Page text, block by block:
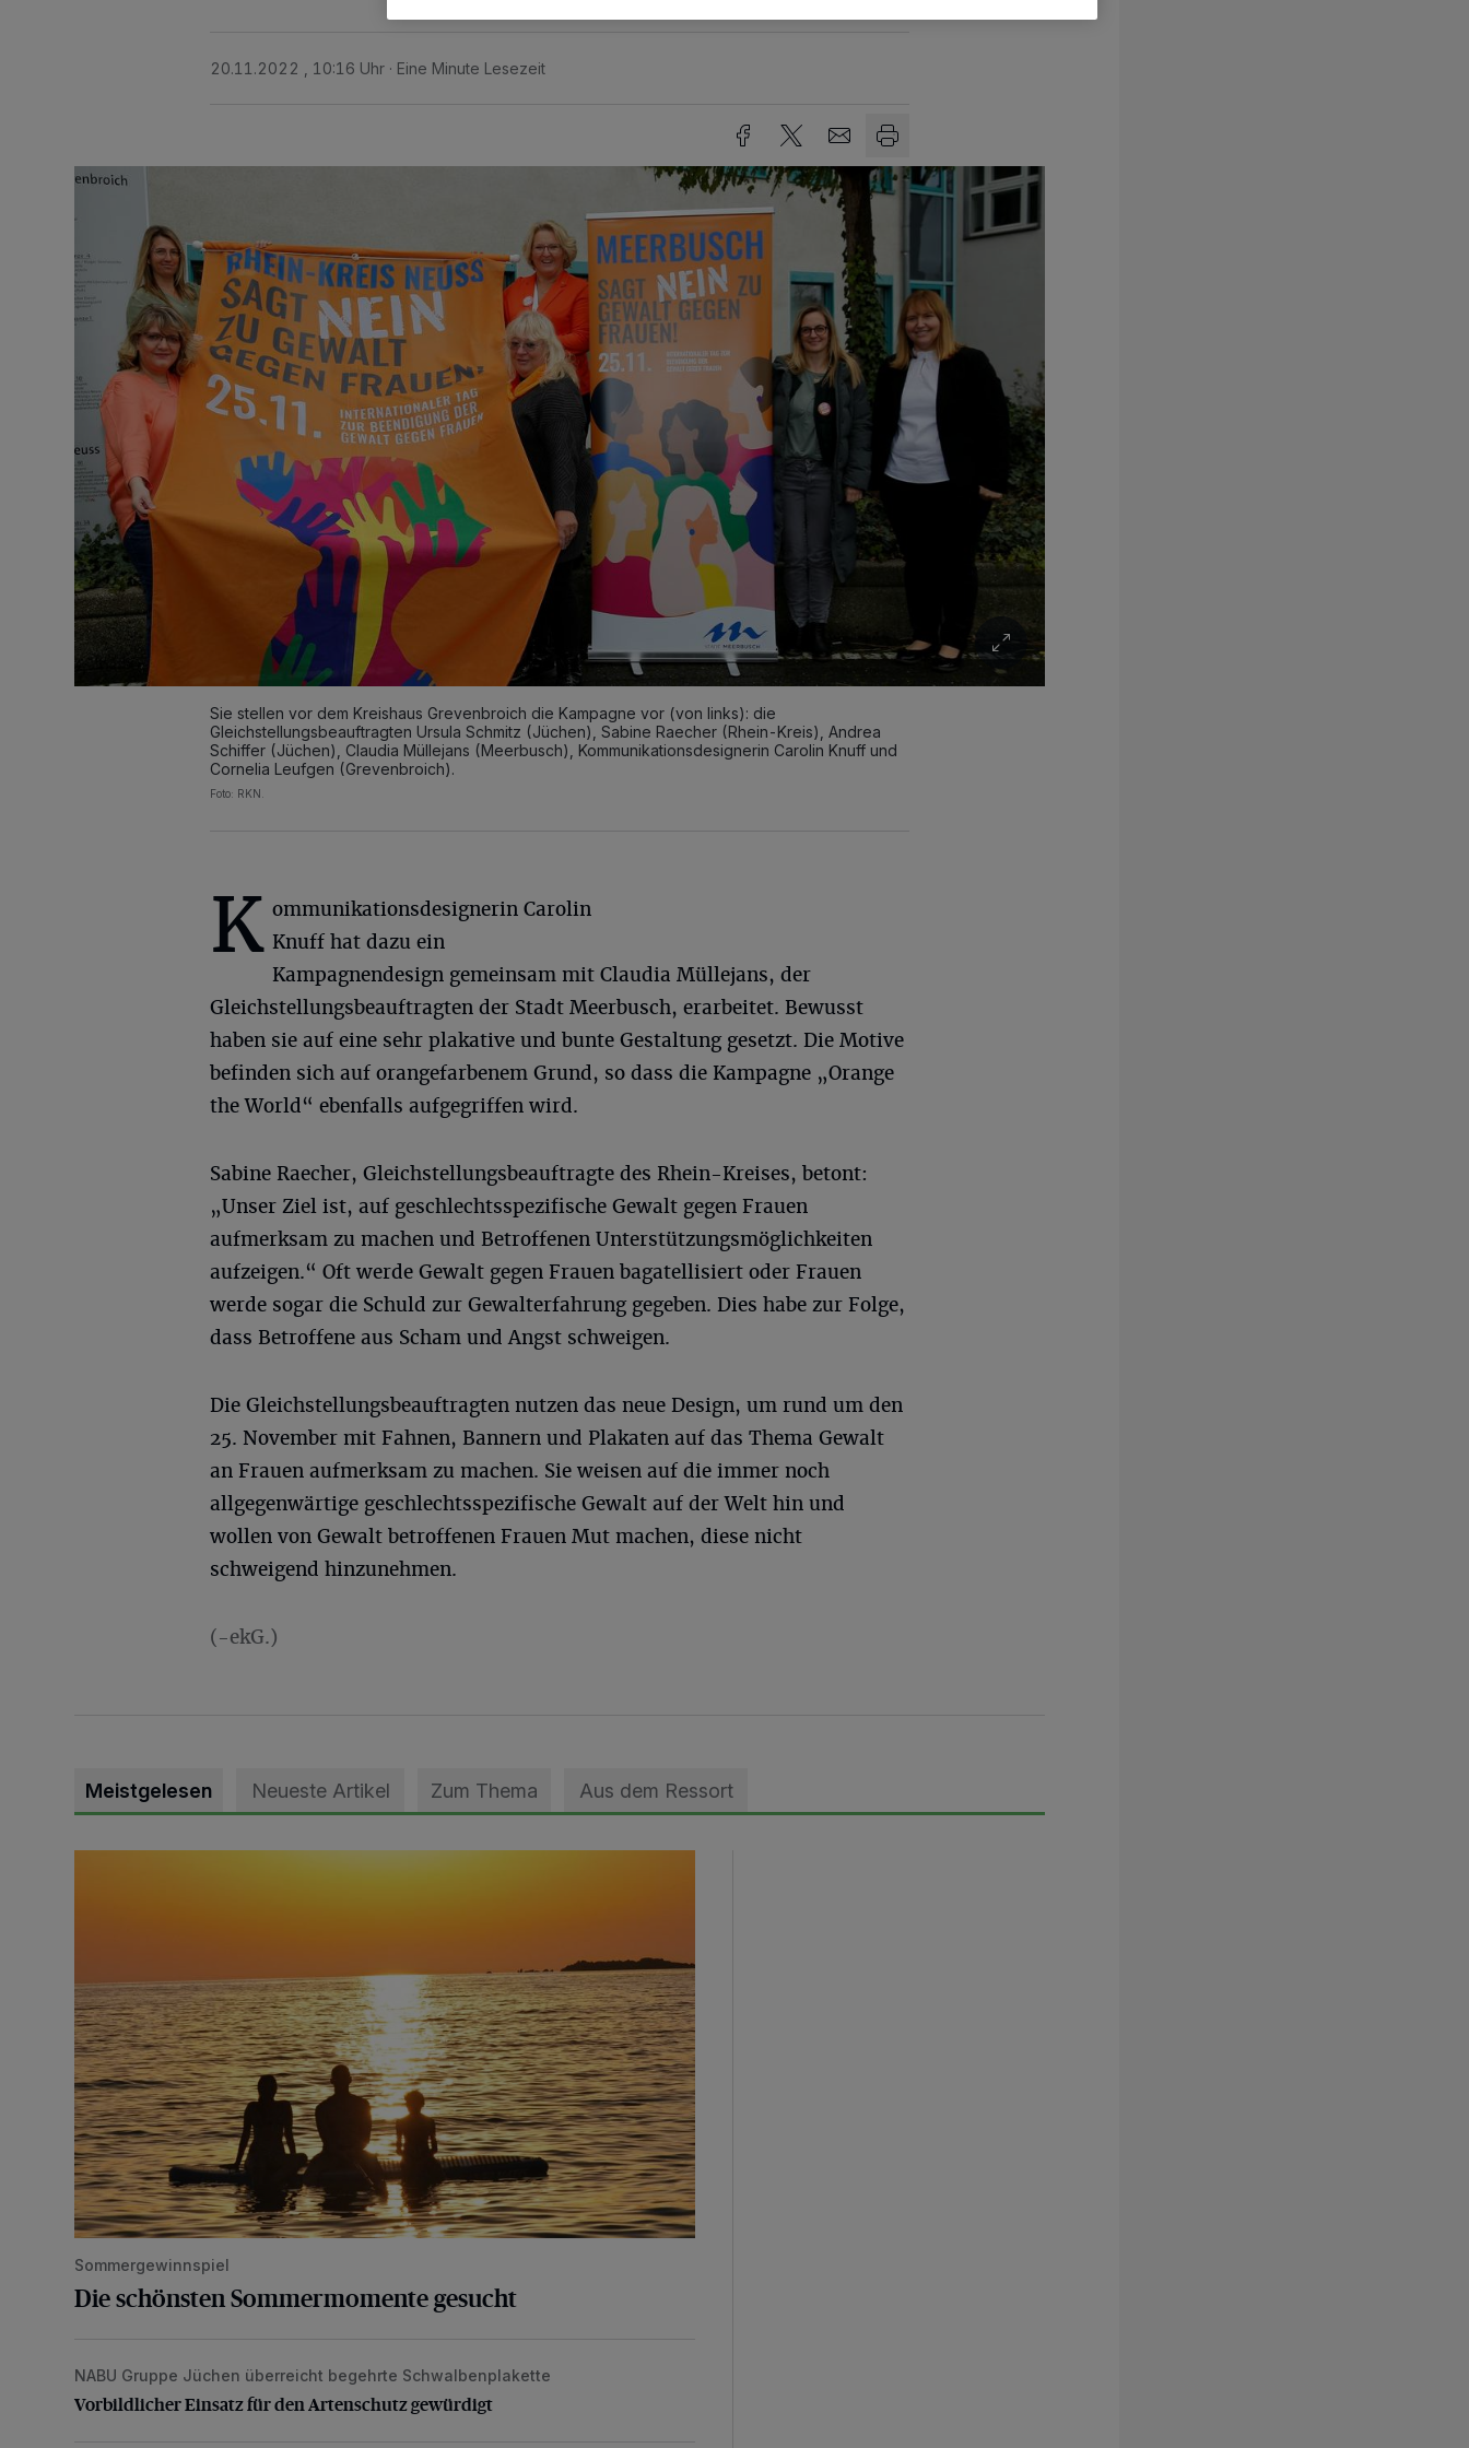
20.11.2022 , 10:16 Uhr Eine Minute Lesezeit
Sie stellen vor dem Kreishaus Grevenbroich die Kampagne vor (von links): die
Gleichstellungsbeauftragten Ursula Schmitz (Jüchen), Sabine Raecher (Rhein-Kreis), Andrea
Schiffer (Jüchen), Claudia Müllejans (Meerbusch), Kommunikationsdesignerin Carolin Knuff und
Cornelia Leufgen (Grevenbroich).
Foto: RKN.
K ommunikationsdesignerin Carolin
Knuff hat dazu ein
Kampagnendesign gemeinsam mit Claudia Müllejans, der
Gleichstellungsbeauftragten der Stadt Meerbusch, erarbeitet. Bewusst
haben sie auf eine sehr plakative und bunte Gestaltung gesetzt. Die Motive
befinden sich auf orangefarbenem Grund, so dass die Kampagne „Orange
the World“ ebenfalls aufgegriffen wird.
Sabine Raecher, Gleichstellungsbeauftragte des Rhein-Kreises, betont:
„Unser Ziel ist, auf geschlechtsspezifische Gewalt gegen Frauen
aufmerksam zu machen und Betroffenen Unterstützungsmöglichkeiten
aufzeigen.“ Oft werde Gewalt gegen Frauen bagatellisiert oder Frauen
werde sogar die Schuld zur Gewalterfahrung gegeben. Dies habe zur Folge,
dass Betroffene aus Scham und Angst schweigen.
Die Gleichstellungsbeauftragten nutzen das neue Design, um rund um den
25. November mit Fahnen, Bannern und Plakaten auf das Thema Gewalt
an Frauen aufmerksam zu machen. Sie weisen auf die immer noch
allgegenwärtige geschlechtsspezifische Gewalt auf der Welt hin und
wollen von Gewalt betroffenen Frauen Mut machen, diese nicht
schweigend hinzunehmen.
(-ekG.)
Meistgelesen Neueste Artikel Zum Thema Aus dem Ressort
Sommergewinnspiel
Die schönsten Sommermomente gesucht
Vorbildlicher Einsatz für den Artenschutz gewürdigt
NABU Gruppe Jüchen überreicht begehrte Schwalbenplakette
Vorbildlicher Einsatz für den Artenschutz gewürdigt